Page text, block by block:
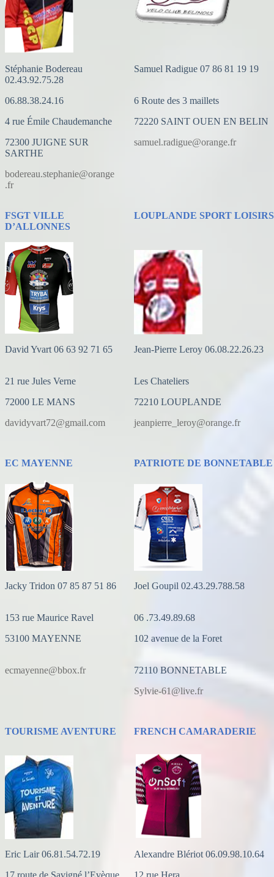
Stéphanie Bodereau
02.43.92.75.28
Samuel Radigue 07 86 81 19 19
06.88.38.24.16
6 Route des 3 maillets
4 rue Émile Chaudemanche
72220 SAINT OUEN EN BELIN
72300 JUIGNE SUR
SARTHE
samuel.radigue@orange.fr
bodereau.stephanie@orange
.fr
FSGT VILLE
D’ALLONNES
LOUPLANDE SPORT LOISIRS
David Yvart 06 63 92 71 65 Jean-Pierre Leroy 06.08.22.26.23
21 rue Jules Verne
Les Chateliers
72000 LE MANS
72210 LOUPLANDE
davidyvart72@gmail.com
jeanpierre_leroy@orange.fr
EC MAYENNE PATRIOTE DE BONNETABLE
Jacky Tridon 07 85 87 51 86 Joel Goupil 02.43.29.788.58
153 rue Maurice Ravel
06 .73.49.89.68
53100 MAYENNE
102 avenue de la Foret
ecmayenne@bbox.fr
72110 BONNETABLE
Sylvie-61@live.fr
TOURISME AVENTURE FRENCH CAMARADERIE
Eric Lair 06.81.54.72.19
Alexandre Blériot 06.09.98.10.64
17 route de Savigné l’Evèque
12 rue Hera